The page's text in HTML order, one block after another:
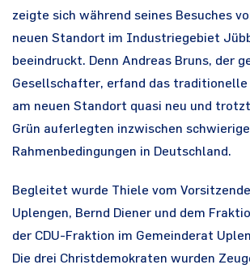
zeigte sich während seines Besuches
neuen Standort im Industriegebiet
beeindruckt. Denn Andreas Bruns, der
Gesellschafter, erfand das traditionelle
am neuen Standort quasi neu und
Grün auferlegten inzwischen
Rahmenbedingungen in Deutschland.
Begleitet wurde Thiele vom
Uplengen, Bernd Diener und dem
der CDU-Fraktion im Gemeinderat
Die drei Christdemokraten wurden